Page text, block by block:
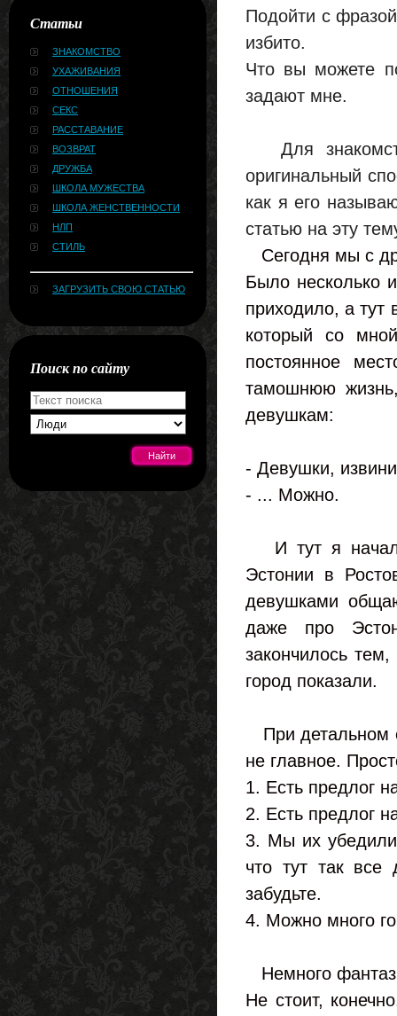
Статьи
ЗНАКОМСТВО
УХАЖИВАНИЯ
ОТНОШЕНИЯ
СЕКС
РАССТАВАНИЕ
ВОЗВРАТ
ДРУЖБА
ШКОЛА МУЖЕСТВА
ШКОЛА ЖЕНСТВЕННОСТИ
НЛП
СТИЛЬ
ЗАГРУЗИТЬ СВОЮ СТАТЬЮ
Поиск по сайту
Подойти с
избито.
Что вы можете
задают мне.
Для
оригинальный
как я его
статью на эту
Сегодня мы с
Было несколько
приходило, а тут
который со
постоянное
тамошнюю
девушкам:
- Девушки,
- ... Можно.
И тут я
Эстонии в
девушками
даже про
закончилось
город показали.
При детальном
не главное.
1. Есть предлог
2. Есть предлог
3. Мы их убедили
что тут так все
забудьте.
4. Можно много
Немного
Не стоит,